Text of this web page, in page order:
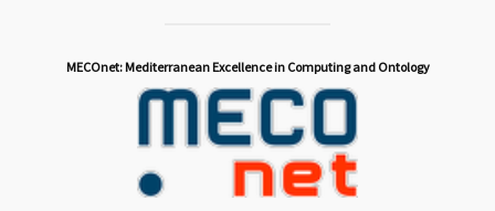
MECOnet: Mediterranean Excellence in Computing and Ontology